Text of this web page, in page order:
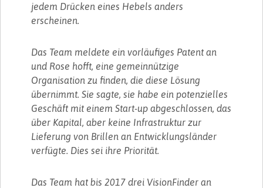
jedem Drücken eines Hebels anders
erscheinen.
Das Team meldete ein vorläufiges Patent an
und Rose hofft, eine gemeinnützige
Organisation zu finden, die diese Lösung
übernimmt. Sie sagte, sie habe ein potenzielles
Geschäft mit einem Start-up abgeschlossen, das
über Kapital, aber keine Infrastruktur zur
Lieferung von Brillen an Entwicklungsländer
verfügte. Dies sei ihre Priorität.
Das Team hat bis 2017 drei VisionFinder an